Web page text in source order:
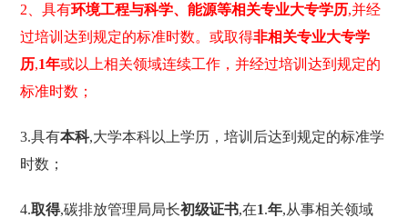
2、具有环境工程与科学、能源等相关专业大专学历,并经
过培训达到规定的标准时数。或取得非相关专业大专学
历,1年或以上相关领域连续工作，并经过培训达到规定的
标准时数；
3.具有本科,大学本科以上学历，培训后达到规定的标准学
时数；
4.取得,碳排放管理局局长初级证书,在1.年,从事相关领域